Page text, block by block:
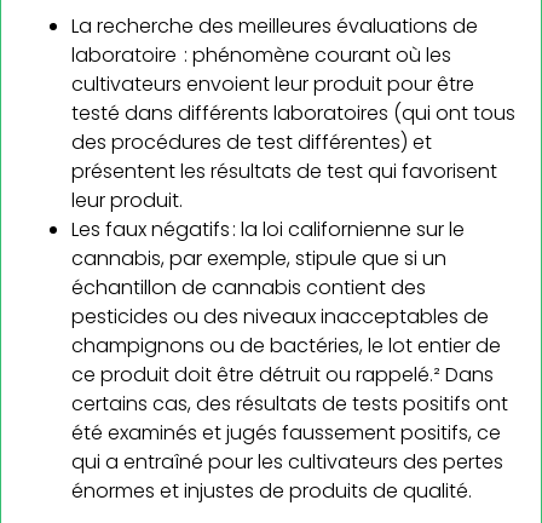
La recherche des meilleures évaluations de
laboratoire : phénomène courant où les
cultivateurs envoient leur produit pour être
testé dans différents laboratoires (qui ont tous
des procédures de test différentes) et
présentent les résultats de test qui favorisent
leur produit.
Les faux négatifs : la loi californienne sur le
cannabis, par exemple, stipule que si un
échantillon de cannabis contient des
pesticides ou des niveaux inacceptables de
champignons ou de bactéries, le lot entier de
ce produit doit être détruit ou rappelé.² Dans
certains cas, des résultats de tests positifs ont
été examinés et jugés faussement positifs, ce
qui a entraîné pour les cultivateurs des pertes
énormes et injustes de produits de qualité.